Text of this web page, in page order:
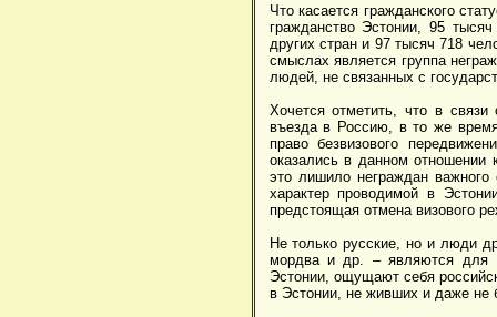
Что касается гражданского
гражданство Эстонии, 95
других стран и 97 тысяч 718
смыслах является группа
людей, не связанных с
Хочется отметить, что в
въезда в Россию, в то же
право безвизового
оказались в данном отношении
это лишило неграждан важного
характер проводимой в
предстоящая отмена визового
Не только русские, но и люди
мордва и др. – являются для
Эстонии, ощущают себя
в Эстонии, не живших и даже не